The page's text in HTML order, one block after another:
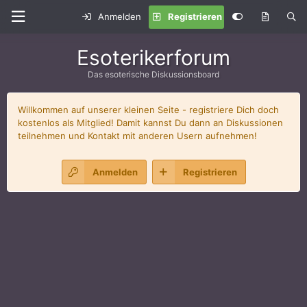
Anmelden Registrieren
Esoterikerforum
Das esoterische Diskussionsboard
Willkommen auf unserer kleinen Seite - registriere Dich doch
kostenlos als Mitglied! Damit kannst Du dann an Diskussionen
teilnehmen und Kontakt mit anderen Usern aufnehmen!
Anmelden Registrieren